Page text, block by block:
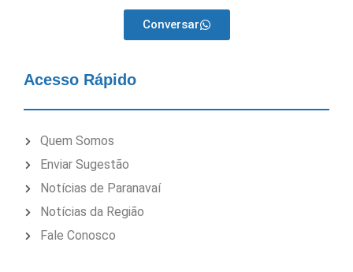
Conversar
Acesso Rápido
Quem Somos
Enviar Sugestão
Notícias de Paranavaí
Notícias da Região
Fale Conosco